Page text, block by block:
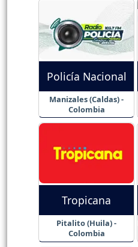
Policía Nacional
Manizales (Caldas) -
Colombia
Tropicana
Pitalito (Huila) -
Colombia